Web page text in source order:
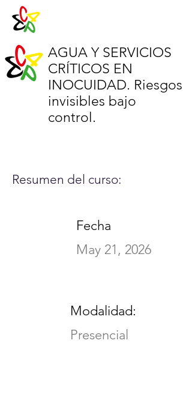
AGUA Y SERVICIOS
CRÍTICOS EN
INOCUIDAD. Riesgos
invisibles bajo
control.
Resumen del curso:
Fecha
May 21, 2026
Modalidad:
Presencial